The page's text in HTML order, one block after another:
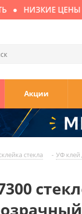
НИЗКИЕ ЦЕНЫ
Акции
стекла - УФ клей